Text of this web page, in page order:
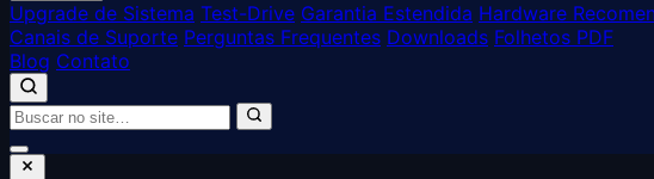
Upgrade de Sistema Test-Drive Garantia Estendida Hardware
Canais de Suporte Perguntas Frequentes Downloads Folhetos PDF
Blog Contato